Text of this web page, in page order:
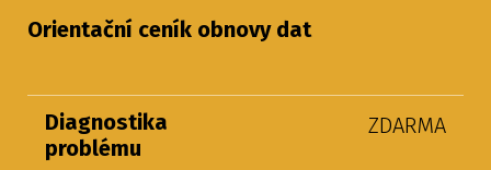
Orientační ceník obnovy dat
Diagnostika
problému
ZDARMA